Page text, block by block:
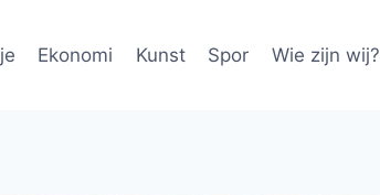
Ekonomi Kunst Spor Wie zijn wij?